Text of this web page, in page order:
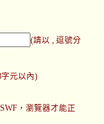
(請以 , 逗號分
元以內)
，瀏覽器才能正